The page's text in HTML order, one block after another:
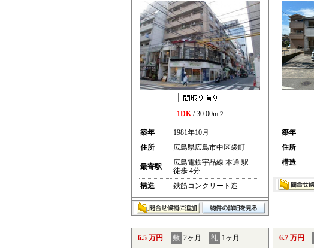
1DK/ 30.00m 2
築年
1981年10月
住所
広島県広島市中区袋町
最寄駅
広島電鉄宇品線 本通 駅
徒歩 4分
構造
鉄筋コンクリート造
築年
住所
構造
6.5 万円 敷 2ヶ月 礼 1ヶ月 6.7 万円